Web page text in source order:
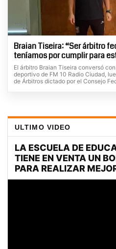
Braian Tiseira: “Ser árbitro
teníamos por cumplir para
El árbitro Braian Tiseira conversó
deportivo de FM 10 Radio Ciudad,
de Árbitros dictado por el Consejo
ULTIMO VIDEO